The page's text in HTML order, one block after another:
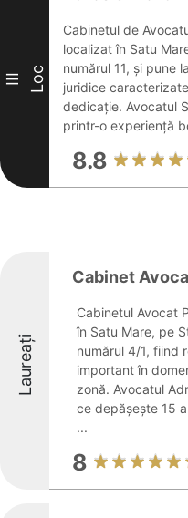
III Loc
Cabinetul de
localizat în Satu
numărul 11, și pune
juridice
dedicație. Avocatul
printr-o experiență
8.8
Laureați
Cabinet
Cabinetul Avocat
în Satu Mare, pe
numărul 4/1, fiind
important în
zonă. Avocatul
ce depășește 15
...
8